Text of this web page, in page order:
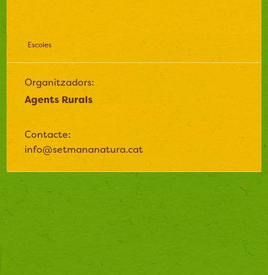
Escoles
Organitzadors:
Agents Rurals
Contacte:
info@setmananatura.cat